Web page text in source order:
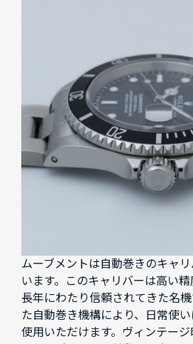
ムーブメントは自動巻きのキャ
います。このキャリバーは高い精
長年にわたり信頼されてきた名
た自動巻き機構により、日常使
使用いただけます。ヴィンテー